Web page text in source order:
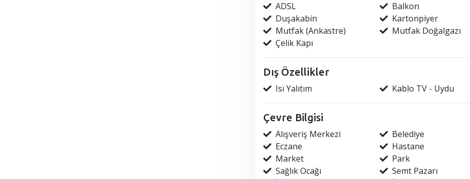
ADSL Balkon
Duşakabin
Kartonpiyer
Mutfak (Ankastre)
Mutfak Doğalgazı
Çelik Kapı
Dış Özellikler
Isı Yalıtım Kablo TV - Uydu
Çevre Bilgisi
Alışveriş Merkezi Belediye
Eczane
Hastane
Market
Park
Sağlık Ocağı
Semt Pazarı